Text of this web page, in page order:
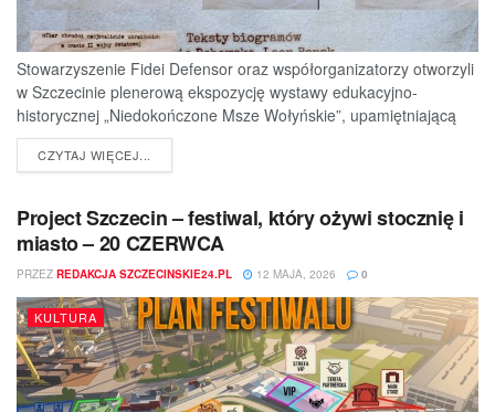
Stowarzyszenie Fidei Defensor oraz współorganizatorzy otworzyli
w Szczecinie plenerową ekspozycję wystawy edukacyjno-
historycznej „Niedokończone Msze Wołyńskie”, upamiętniającą
ofiary jednej z najtragiczniejszych...
CZYTAJ WIĘCEJ...
Project Szczecin – festiwal, który ożywi stocznię i
miasto – 20 CZERWCA
PRZEZ REDAKCJA SZCZECINSKIE24.PL 12 MAJA, 2026 0
KULTURA